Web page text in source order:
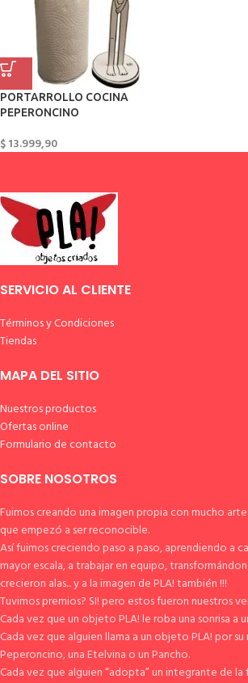
PORTARROLLO COCINA
PEPERONCINO
$13.999,90
SERVICIO AL CLIENTE
Términos y Condiciones
Tiendas
MAPA DEL SITIO
Nuestros productos
Ofertas online
Formulario de contacto
SOBRE NOSOTROS
Fuimos creando una imagen propia con mucho
que empezó a ser reconocible.
Así fuimos creciendo paso a paso, aprendiendo a
mayor escala, a trabajar en equipo,
crecieron alas... y a la imagen de PLA! también !!!
Tuvimos premios? SI! pero estos fueron nuestros
Cada vez que un objeto PLA! le roba una sonrisa a
Cada vez que alguien llama a un objeto PLA! por
Peperoncino, una Etelvina o un Pancho.
Cada vez que alguien “adopta” un integrante de la